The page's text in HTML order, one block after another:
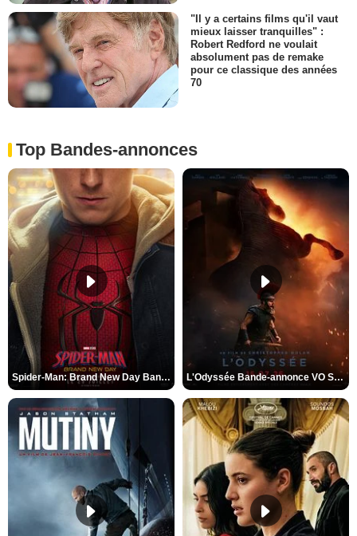
"Il y a certains films qu'il vaut
mieux laisser tranquilles" :
Robert Redford ne voulait
absolument pas de remake
pour ce classique des années
70
Top Bandes-annonces
Spider-Man: Brand New Day Bande-annonce VO STFR L'Odyssée Bande-annonce VO STFR